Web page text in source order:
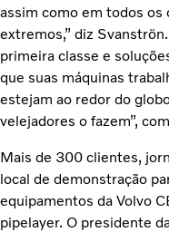
assim como em todos
extremos,” diz
primeira classe e
que suas máquinas
estejam ao redor do
velejadores o fazem”,
Mais de 300 clientes,
local de demonstração
equipamentos da Volvo
pipelayer. O presidente